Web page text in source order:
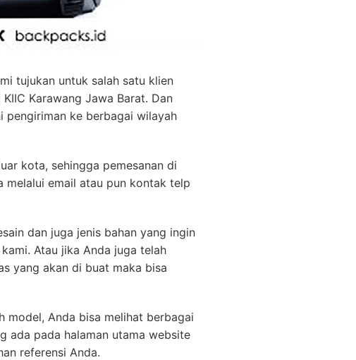
tujukan untuk salah satu klien
Karawang Jawa Barat. Dan
pengiriman ke berbagai wilayah
kota, sehingga pemesanan di
melalui email atau pun kontak telp
dan juga jenis bahan yang ingin
Atau jika Anda juga telah
yang akan di buat maka bisa
model, Anda bisa melihat berbagai
ada pada halaman utama website
referensi Anda.